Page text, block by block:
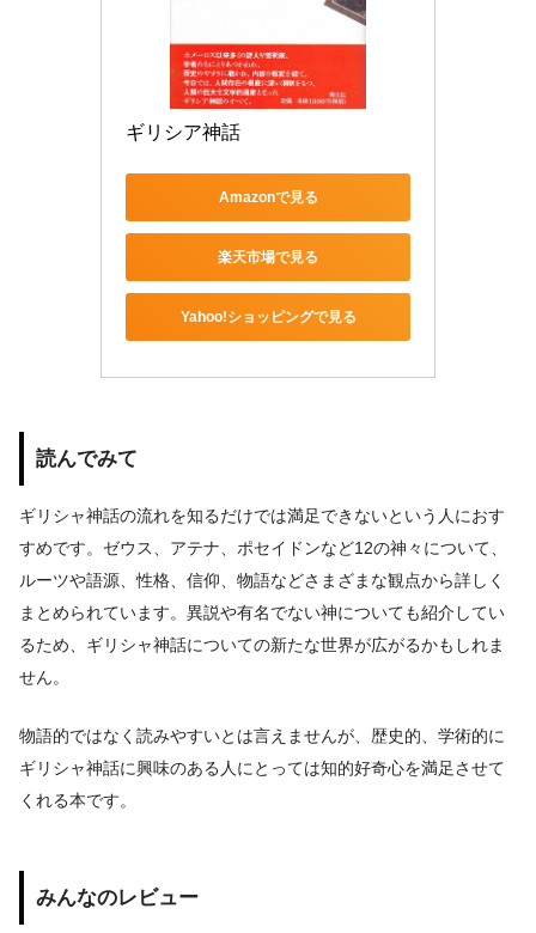
ギリシア神話
Amazonで見る
楽天市場で見る
Yahoo!ショッピングで見る
読んでみて
ギリシャ神話の流れを知るだけでは満足できないという人におす
すめです。ゼウス、アテナ、ポセイドンなど12の神々について、
ルーツや語源、性格、信仰、物語などさまざまな観点から詳しく
まとめられています。異説や有名でない神についても紹介してい
るため、ギリシャ神話についての新たな世界が広がるかもしれま
せん。
物語的ではなく読みやすいとは言えませんが、歴史的、学術的に
ギリシャ神話に興味のある人にとっては知的好奇心を満足させて
くれる本です。
みんなのレビュー